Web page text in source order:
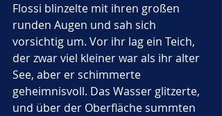
Flossi blinzelte mit ihren großen
runden Augen und sah sich
vorsichtig um. Vor ihr lag ein Teich,
der zwar viel kleiner war als ihr alter
See, aber er schimmerte
geheimnisvoll. Das Wasser glitzerte,
und über der Oberfläche summten